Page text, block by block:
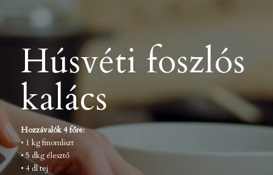
Húsvéti foszlós
kalács
Hozzávalók 4 főre:
• 1 kg finomliszt
• 5 dkg élesztő
• 4 dl tej